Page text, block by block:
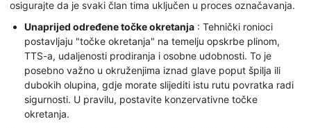
osigurajte da je svaki član tima uključen u proces označavanja.
Unaprijed određene točke okretanja : Tehnički ronioci
postavljaju "točke okretanja" na temelju opskrbe plinom,
TTS-a, udaljenosti prodiranja i osobne udobnosti. To je
posebno važno u okruženjima iznad glave poput špilja ili
dubokih olupina, gdje morate slijediti istu rutu povratka radi
sigurnosti. U pravilu, postavite konzervativne točke
okretanja.